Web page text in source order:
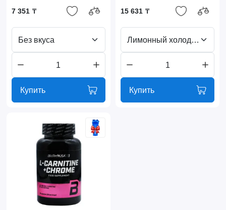
7 351 ₸
Без вкуса
Купить
15 631 ₸
Лимонный холодный чай
Купить